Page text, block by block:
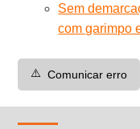
Sem
com garimpo
⚠️ Comunicar erro